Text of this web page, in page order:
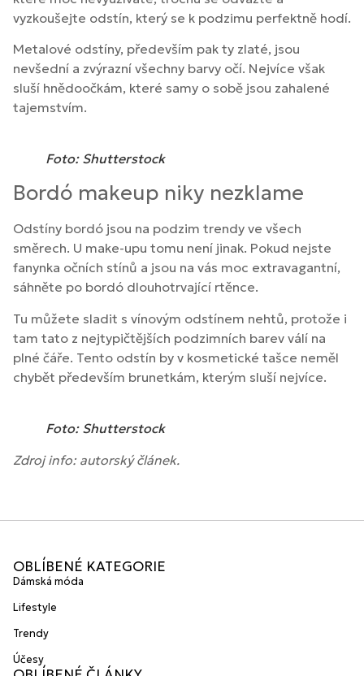
vyzkoušejte odstín, který se k podzimu perfektně hodí.
Metalové odstíny, především pak ty zlaté, jsou
nevšední a zvýrazní všechny barvy očí. Nejvíce však
sluší hnědoočkám, které samy o sobě jsou zahalené
tajemstvím.
Foto: Shutterstock
Bordó makeup niky nezklame
Odstíny bordó jsou na podzim trendy ve všech
směrech. U make-upu tomu není jinak. Pokud nejste
fanynka očních stínů a jsou na vás moc extravagantní,
sáhněte po bordó dlouhotrvající rtěnce.
Tu můžete sladit s vínovým odstínem nehtů, protože i
tam tato z nejtypičtějších podzimních barev válí na
plné čáře. Tento odstín by v kosmetické tašce neměl
chybět především brunetkám, kterým sluší nejvíce.
Foto: Shutterstock
Zdroj info: autorský článek.
OBLÍBENÉ KATEGORIE
Dámská móda
Lifestyle
Trendy
Účesy